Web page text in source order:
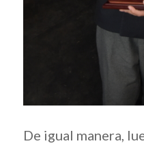
De igual manera,